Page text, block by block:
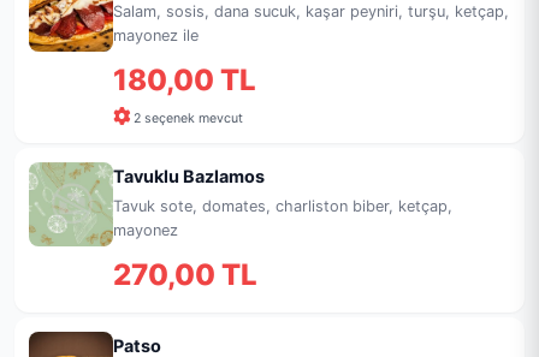
Salam, sosis, dana sucuk, kaşar peyniri, turşu, ketçap,
mayonez ile
180,00 TL
2 seçenek mevcut
Tavuklu Bazlamos
Tavuk sote, domates, charliston biber, ketçap,
mayonez
270,00 TL
Patso